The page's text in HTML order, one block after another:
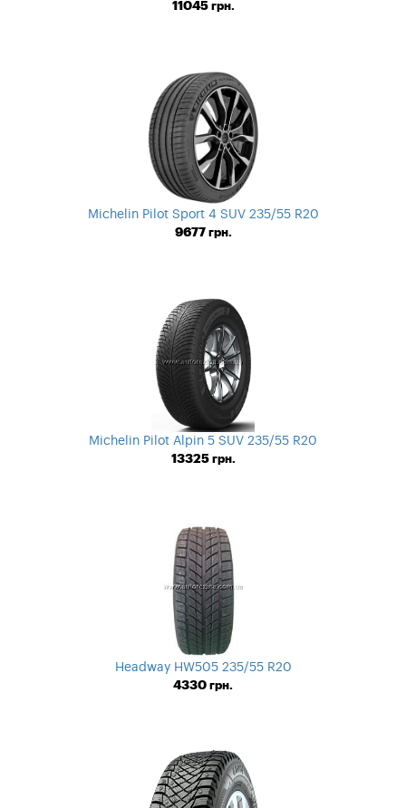
11045 грн.
Michelin Pilot Sport 4 SUV 235/55 R20
9677 грн.
Michelin Pilot Alpin 5 SUV 235/55 R20
13325 грн.
Headway HW505 235/55 R20
4330 грн.